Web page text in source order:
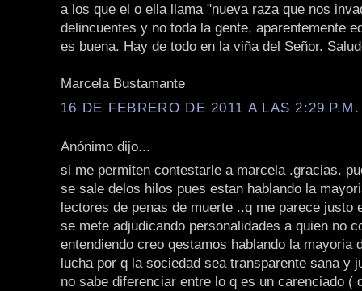
a los que el o ella llama "nueva raza que nos
delincuentes y no toda la gente, aparentemente
es buena. Hay de todo en la viña del Señor.
Marcela Bustamante
16 DE FEBRERO DE 2011 A LAS 2:29 P.M.
Anónimo dijo...
si me permiten contestarle a marcela .gracias.
se sale delos hilos pues estan hablando la
lectores de penas de muerte ..q me parece justo
se mete adjudicando personalidades a quien no
entendiendo creo qestamos hablando la mayoria
lucha por q la sociedad sea transparente sana y
no sabe diferenciar entre lo q es un carenciado (